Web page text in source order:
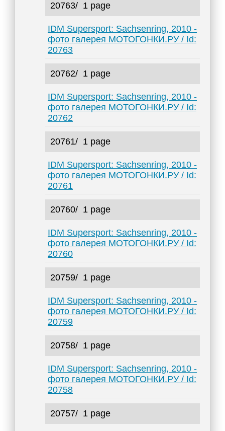
20763/ 1 page
IDM Supersport: Sachsenring, 2010 -
фото галерея МОТОГОНКИ.РУ / Id:
20763
20762/ 1 page
IDM Supersport: Sachsenring, 2010 -
фото галерея МОТОГОНКИ.РУ / Id:
20762
20761/ 1 page
IDM Supersport: Sachsenring, 2010 -
фото галерея МОТОГОНКИ.РУ / Id:
20761
20760/ 1 page
IDM Supersport: Sachsenring, 2010 -
фото галерея МОТОГОНКИ.РУ / Id:
20760
20759/ 1 page
IDM Supersport: Sachsenring, 2010 -
фото галерея МОТОГОНКИ.РУ / Id:
20759
20758/ 1 page
IDM Supersport: Sachsenring, 2010 -
фото галерея МОТОГОНКИ.РУ / Id:
20758
20757/ 1 page